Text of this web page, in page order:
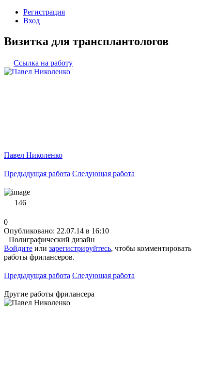
Регистрация
Вход
Визитка для трансплантологов
Ссылка на работу
Павел Николенко
Предыдущая работа Следующая работа
146
0
Опубликовано: 22.07.14 в 16:10
Полиграфический дизайн
Войдите или зарегистрируйтесь, чтобы комментировать
работы фрилансеров.
Предыдущая работа Следующая работа
Другие работы фрилансера